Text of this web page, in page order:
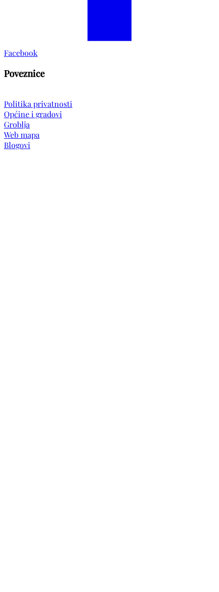
Facebook
Poveznice
Politika privatnosti
Općine i gradovi
Groblja
Web mapa
Blogovi